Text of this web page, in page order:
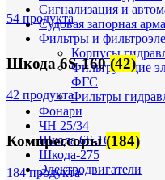
Сигнализация и
Судовая запорная
Фильтры и
Корпусы
Фильтрующие
ФГС
Фильтры
Фонари
ЧН 25/34
Шкода 6S-160
Шкода-275
Электродвигатели
54 продукта
Шкода 6S-160(42)
42 продукта
Компрессоры(184)
184 продукта